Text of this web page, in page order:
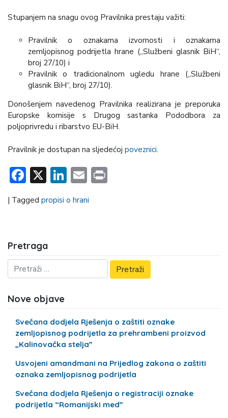
Stupanjem na snagu ovog Pravilnika prestaju važiti:
Pravilnik o oznakama izvornosti i oznakama
zemljopisnog podrijetla hrane („Službeni glasnik BiH“,
broj 27/10) i
Pravilnik o tradicionalnom ugledu hrane („Službeni
glasnik BiH“, broj 27/10).
Donošenjem navedenog Pravilnika realizirana je preporuka
Europske komisije s Drugog sastanka Pododbora za
poljoprivredu i ribarstvo EU-BiH.
Pravilnik je dostupan na sljedećoj poveznici.
Facebook
X LinkedIn
Email
| Tagged propisi o hrani
Pretraga
Nove objave
Svečana dodjela Rješenja o zaštiti oznake
zemljopisnog podrijetla za prehrambeni proizvod
„Kalinovačka stelja”
Usvojeni amandmani na Prijedlog zakona o zaštiti
oznaka zemljopisnog podrijetla
Svečana dodjela Rješenja o registraciji oznake
podrijetla “Romanijski med”